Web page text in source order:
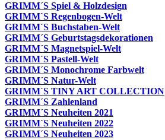
GRIMM´S Spiel & Holzdesign
GRIMM`S Regenbogen-Welt
GRIMM´S Buchstaben-Welt
GRIMM´S Geburtstagsdekorationen
GRIMM´S Magnetspiel-Welt
GRIMM´S Pastell-Welt
GRIMM´S Monochrome Farbwelt
GRIMM´S Natur-Welt
GRIMM´S TINY ART COLLECTION
GRIMM´S Zahlenland
GRIMM´S Neuheiten 2021
GRIMM´S Neuheiten 2022
GRIMM´S Neuheiten 2023